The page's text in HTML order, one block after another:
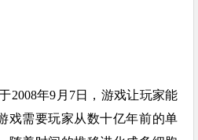
2008年9月7日，游戏让玩家能
戏需要玩家从数十亿年前的单